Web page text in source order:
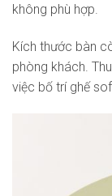
không phù hợp.
Kích thước bàn
phòng khách.
việc bố trí ghế